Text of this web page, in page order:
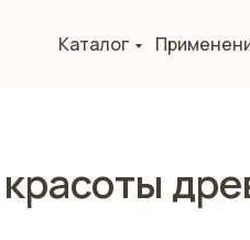
Каталог